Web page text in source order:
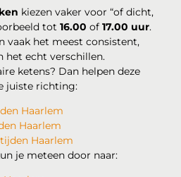
kiezen vaker voor “of dicht,
tot16.00 of17.00 uur.
vaak het meest consistent,
het echt verschillen.
ketens? Dan helpen deze
juiste richting:
Haarlem
Haarlem
Haarlem
je meteen door naar: